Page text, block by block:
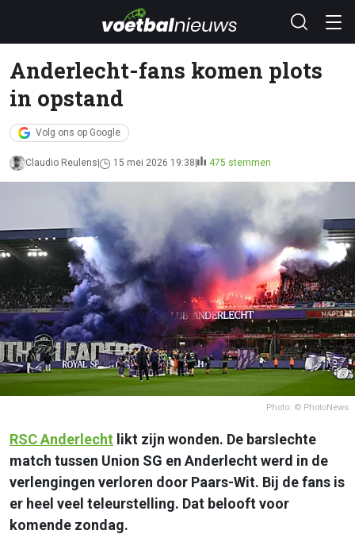
Anderlecht-fans komen plots
in opstand
Volg ons op Google
Claudio Reulens 15 mei 2026 19:38 475 stemmen
Photo: © PhotoNews
RSCAnderlecht likt zijn wonden. De barslechte
match tussen Union SG en Anderlecht werd in de
verlengingen verloren door Paars-Wit. Bij de fans is
er heel veel teleurstelling. Dat belooft voor
komende zondag.